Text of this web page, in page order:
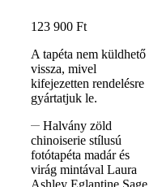
123 900 Ft
A tapéta nem küldhető
vissza, mivel
kifejezetten rendelésre
gyártatjuk le.
Halvány zöld
chinoiserie stílusú
fotótapéta madár és
virág mintával Laura